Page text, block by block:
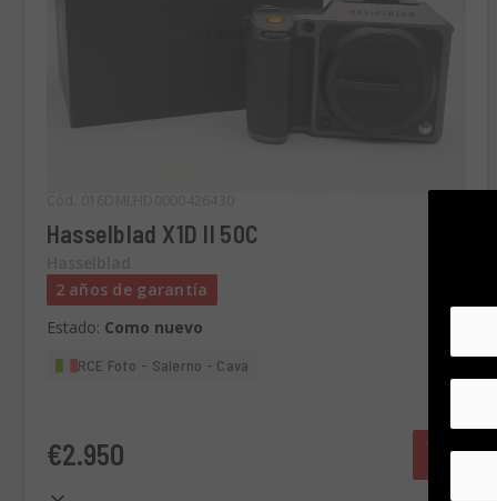
Hasselblad X1D II 50C
2 años de garantía
Estado: Como nuevo
RCE Foto - Salerno - Cava
€2.950